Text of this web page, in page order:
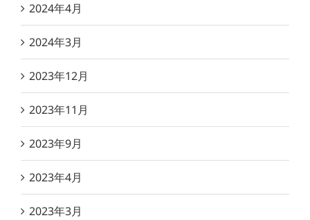
2024年4月
2024年3月
2023年12月
2023年11月
2023年9月
2023年4月
2023年3月